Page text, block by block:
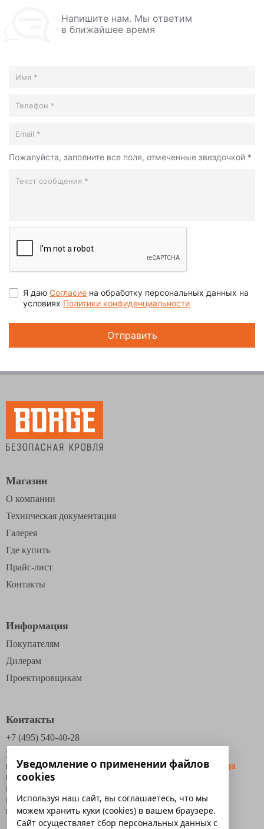
Напишите нам. Мы ответим
в ближайшее время
Пожалуйста, заполните все поля, отмеченные звездочкой *
Я даю Согласие на обработку персональных данных на
условиях Политики конфиденциальности
Магазин
О компании
Техническая документация
Галерея
Где купить
Прайс-лист
Контакты
Информация
Покупателям
Дилерам
Проектировщикам
Контакты
+7 (495) 540-40-28
Московская область,
г. ДзержинскийДзержинское шоссе, д.1.Схема проезда
г. Казань, ул. Васильченко, 12/4
г. Смоленск,
г. Новосибирск, ул. Фабричная 4, офис 311
г. Каменск-Уральский , ул. Рябова, д. 6б, помещ.3.
Уведомление о применении файлов
cookies
Используя наш сайт, вы соглашаетесь, что мы
можем хранить куки (cookies) в вашем браузере.
Сайт осуществляет сбор персональных данных с